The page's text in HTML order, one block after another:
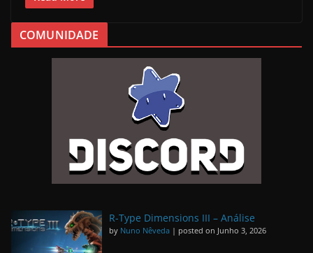
COMUNIDADE
R-Type Dimensions III – Análise
by Nuno Nêveda | posted on Junho 3, 2026